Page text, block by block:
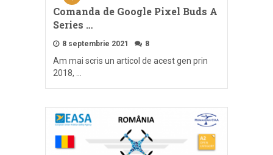
Comanda de Google Pixel Buds A
Series …
8 septembrie 2021 8
Am mai scris un articol de acest gen prin
2018, …